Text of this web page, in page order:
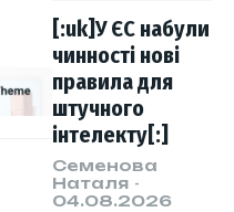
[:uk]У ЄС набули
чинності нові
правила для
штучного
інтелекту[:]
Семенова
Наталя -
04.08.2026